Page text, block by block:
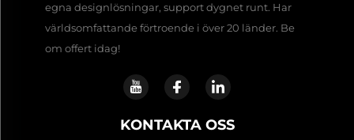
egna designlösningar, support dygnet runt. Har
världsomfattande förtroende i över 20 länder. Be
om offert idag!
KONTAKTA OSS